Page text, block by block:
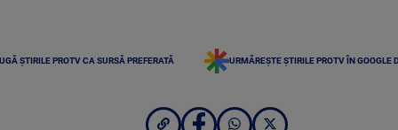
ȘTIRILE PROTV CA SURSĂ PREFERATĂ URMĂREȘTE ȘTIRILE PROTV ÎN GOOGLE